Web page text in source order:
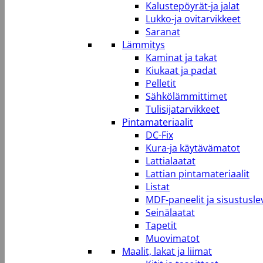
Kalustepöyrät-ja jalat
Lukko-ja ovitarvikkeet
Saranat
Lämmitys
Kaminat ja takat
Kiukaat ja padat
Pelletit
Sähkölämmittimet
Tulisijatarvikkeet
Pintamateriaalit
DC-Fix
Kura-ja käytävämatot
Lattialaatat
Lattian pintamateriaalit
Listat
MDF-paneelit ja
Seinälaatat
Tapetit
Muovimatot
Maalit, lakat ja liimat